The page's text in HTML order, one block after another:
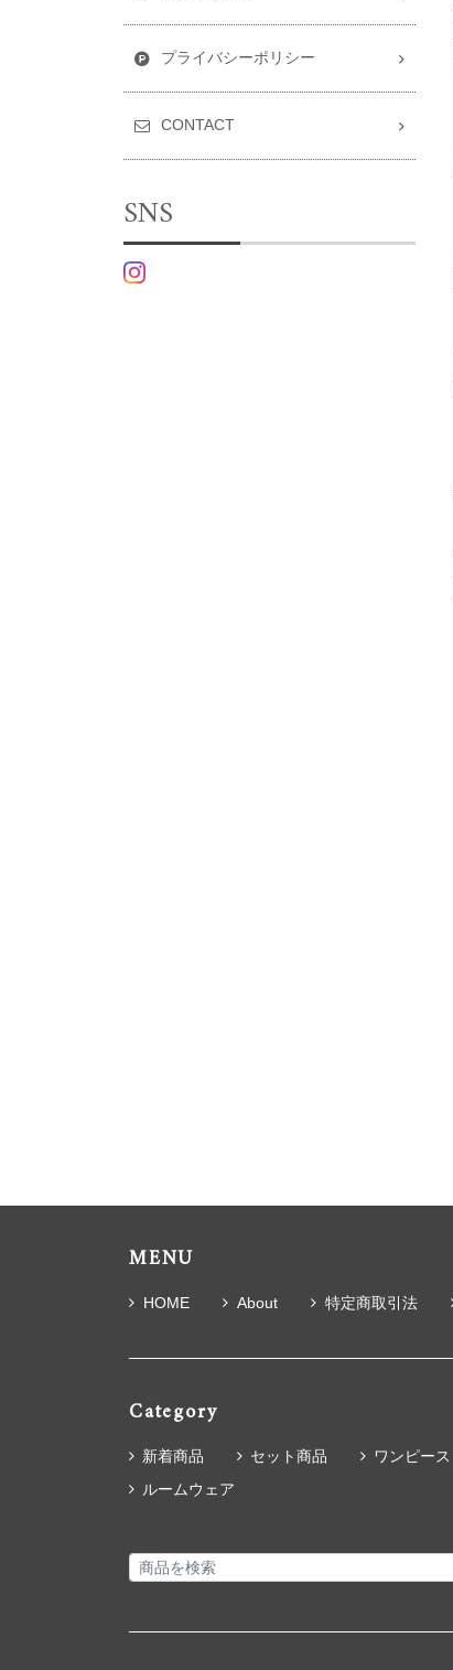
プライバシーポリシー
CONTACT
SNS
MENU
HOME About 特定商取引法
Category
新着商品 セット商品 ワンピース
ルームウェア